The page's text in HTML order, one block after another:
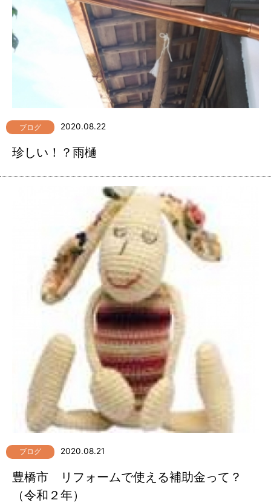
ブログ 2020.08.22
珍しい！？雨樋
ブログ 2020.08.21
豊橋市 リフォームで使える補助金って？
（令和２年）